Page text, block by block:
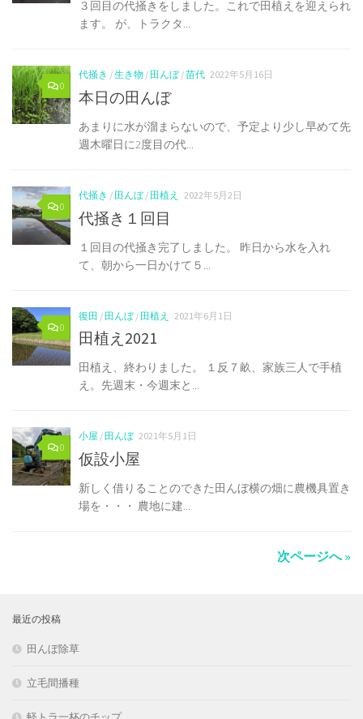
３回目の代掻きをしました。これで田植えを迎えられ
ます。 が、トラクタ...
0
代掻き /生き物 / 田んぼ/苗代 2022年5月16日
本日の田んぼ
あまりに水が溜まらないので、予定より少し早めて先
週木曜日に2度目の代...
0
代掻き / 田んぼ/ 田植え 2022年5月2日
代掻き１回目
１回目の代掻き完了しました。 昨日から水を入れ
て、朝から一日かけて５...
0
復田 / 田んぼ/ 田植え 2021年6月1日
田植え2021
田植え、終わりました。 １反７畝、家族三人で手植
え。先週末・今週末と...
0
小屋 / 田んぼ 2021年5月1日
仮設小屋
新しく借りることのできた田んぼ横の畑に農機具置き
場を・・・ 農地に建...
次ページへ »
最近の投稿
田んぼ除草
立毛間播種